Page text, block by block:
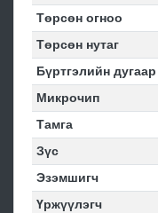
Төрсөн огноо
Төрсөн нутаг
Бүртгэлийн дугаар
Микрочип
Тамга
Зүс
Эзэмшигч
Үржүүлэгч